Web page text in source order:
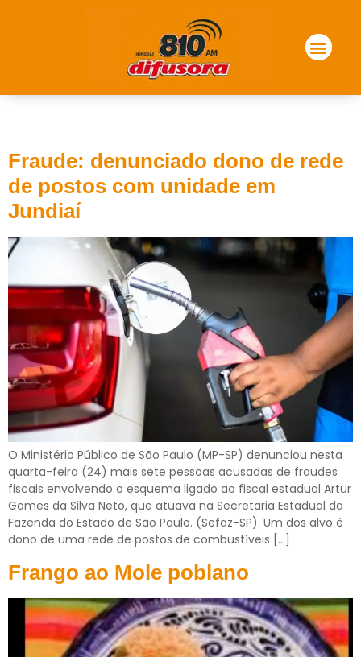
Fraude: denunciado dono de rede
de postos com unidade em
Jundiaí
O Ministério Público de São Paulo (MP-SP) denunciou nesta
quarta-feira (24) mais sete pessoas acusadas de fraudes
fiscais envolvendo o esquema ligado ao fiscal estadual Artur
Gomes da Silva Neto, que atuava na Secretaria Estadual da
Fazenda do Estado de São Paulo. (Sefaz-SP). Um dos alvo é
dono de uma rede de postos de combustíveis […]
Frango ao Mole poblano